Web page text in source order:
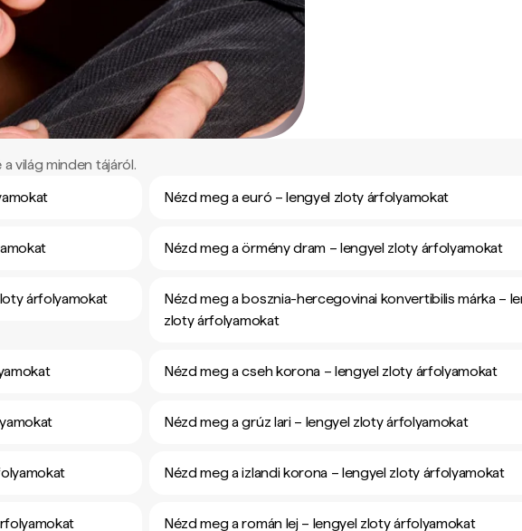
világ minden tájáról.
Nézd meg a euró – lengyel zloty árfolyamokat
Nézd meg a örmény dram – lengyel zloty árfolyamokat
árfolyamokat
Nézd meg a bosznia-hercegovinai konvertibilis márka –
zloty árfolyamokat
Nézd meg a cseh korona – lengyel zloty árfolyamokat
Nézd meg a grúz lari – lengyel zloty árfolyamokat
Nézd meg a izlandi korona – lengyel zloty árfolyamokat
Nézd meg a román lej – lengyel zloty árfolyamokat